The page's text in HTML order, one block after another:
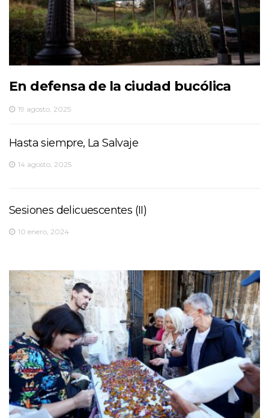
En defensa de la ciudad bucólica
19 agosto, 2025
Hasta siempre, La Salvaje
14 agosto, 2025
Sesiones delicuescentes (II)
10 enero, 2024